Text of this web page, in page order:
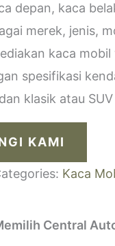
depan, kaca
merek, jenis,
kaca
spesifikasi
klasik atau
KAMI
Kaca
Central